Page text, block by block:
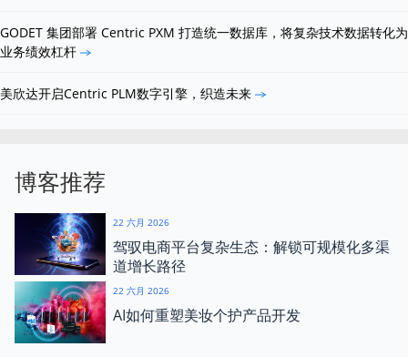
GODET 集团部署 Centric PXM 打造统一数据库，将复杂技术数据转化为
业务绩效杠杆
美欣达开启Centric PLM数字引擎，织造未来
博客推荐
22 六月 2026
驾驭电商平台复杂生态：解锁可规模化多渠
道增长路径
22 六月 2026
AI如何重塑美妆个护产品开发